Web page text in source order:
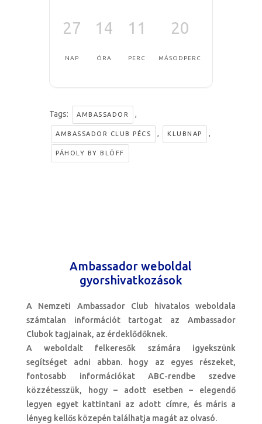
27
NAP
14
ÓRA
11
PERC
19
MÁSODPERC
Tags: AMBASSADOR ,
AMBASSADOR CLUB PÉCS , KLUBNAP ,
PÁHOLY BY BLÖFF
Ambassador weboldal
gyorshivatkozások
A Nemzeti Ambassador Club hivatalos weboldala
számtalan információt tartogat az Ambassador
Clubok tagjainak, az érdeklődőknek.
A weboldalt felkeresők számára igyekszünk
segítséget adni abban. hogy az egyes részeket,
fontosabb információkat ABC-rendbe szedve
közzétesszük, hogy – adott esetben – elegendő
legyen egyet kattintani az adott címre, és máris a
lényeg kellős közepén találhatja magát az olvasó.